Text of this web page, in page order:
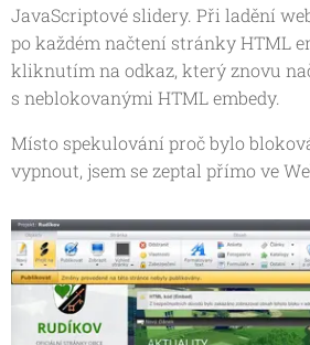
JavaScriptové slidery. Při ladění
po každém načtení stránky HTML
kliknutím na odkaz, který znovu
s neblokovanými HTML embedy.
Místo spekulování proč bylo
vypnout, jsem se zeptal přímo ve